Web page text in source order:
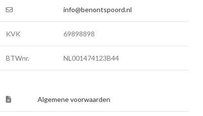
info@benontspoord.nl
KVK 69898898
BTWnr. NL001474123B44
Algemene voorwaarden